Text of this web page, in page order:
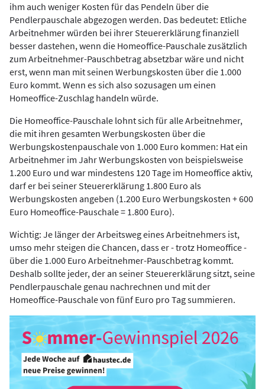
ihm auch weniger Kosten für das Pendeln über die
Pendlerpauschale abgezogen werden. Das bedeutet: Etliche
Arbeitnehmer würden bei ihrer Steuererklärung finanziell
besser dastehen, wenn die Homeoffice-Pauschale zusätzlich
zum Arbeitnehmer-Pauschbetrag absetzbar wäre und nicht
erst, wenn man mit seinen Werbungskosten über die 1.000
Euro kommt. Wenn es sich also sozusagen um einen
Homeoffice-Zuschlag handeln würde.
Die Homeoffice-Pauschale lohnt sich für alle Arbeitnehmer,
die mit ihren gesamten Werbungskosten über die
Werbungskostenpauschale von 1.000 Euro kommen: Hat ein
Arbeitnehmer im Jahr Werbungskosten von beispielsweise
1.200 Euro und war mindestens 120 Tage im Homeoffice aktiv,
darf er bei seiner Steuererklärung 1.800 Euro als
Werbungskosten angeben (1.200 Euro Werbungskosten + 600
Euro Homeoffice-Pauschale = 1.800 Euro).
Wichtig: Je länger der Arbeitsweg eines Arbeitnehmers ist,
umso mehr steigen die Chancen, dass er - trotz Homeoffice -
über die 1.000 Euro Arbeitnehmer-Pauschbetrag kommt.
Deshalb sollte jeder, der an seiner Steuererklärung sitzt, seine
Pendlerpauschale genau nachrechnen und mit der
Homeoffice-Pauschale von fünf Euro pro Tag summieren.